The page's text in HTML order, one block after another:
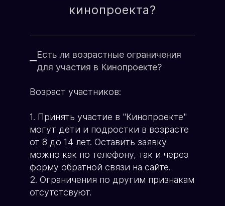
Генеральный продюсер
ХОЧУ УЧАСТВОВАТЬ
Имя родителя:
Возраст ребёнка:
ЗАПИСЬ В КИНОПРОЕКТ
Пример текста...
кинопроекта?
Есть ли возрастные ограничения
для участия в Кинопроекте?
Возраст участников:
1. Принять участие в "Кинопроекте"
могут дети и подростки в возрасте
от 8 до 14 лет. Оставить заявку
можно как по телефону, так и через
форму обратной связи на сайте.
2. Ограничения по другим признакам
отсутстсвуют.